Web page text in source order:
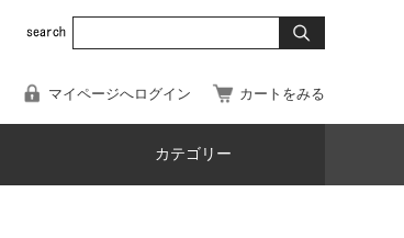
マイページへログイン カートをみる
カテゴリー